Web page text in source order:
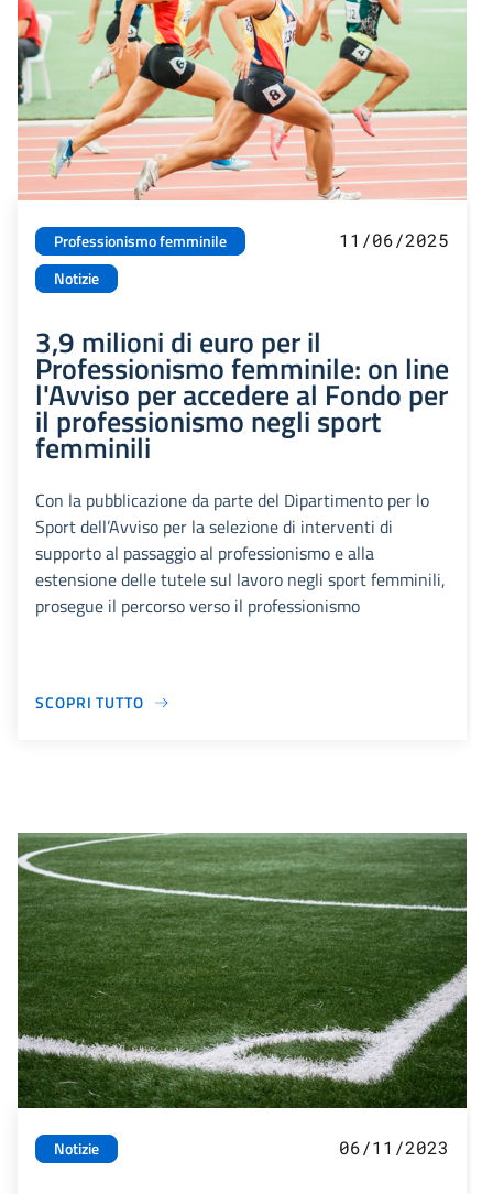
Professionismo femminile
Notizie
11/06/2025
3,9 milioni di euro per il
Professionismo femminile: on line
l'Avviso per accedere al Fondo per
il professionismo negli sport
femminili
Con la pubblicazione da parte del Dipartimento per lo
Sport dell’Avviso per la selezione di interventi di
supporto al passaggio al professionismo e alla
estensione delle tutele sul lavoro negli sport femminili,
prosegue il percorso verso il professionismo
SCOPRI TUTTO
Notizie 06/11/2023